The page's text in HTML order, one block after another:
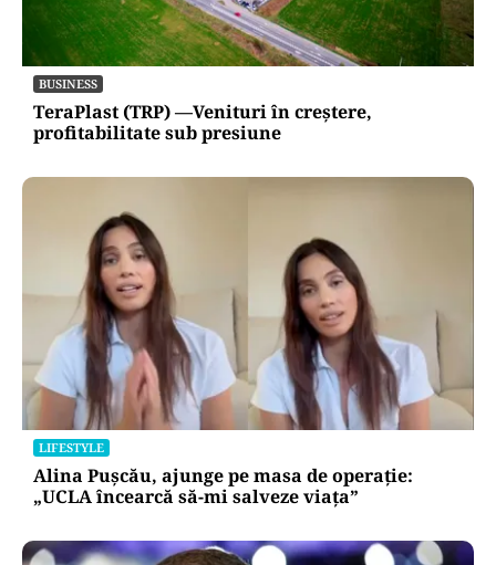
BUSINESS
TeraPlast (TRP) —Venituri în creștere,
profitabilitate sub presiune
LIFESTYLE
Alina Pușcău, ajunge pe masa de operație:
„UCLA încearcă să-mi salveze viața”